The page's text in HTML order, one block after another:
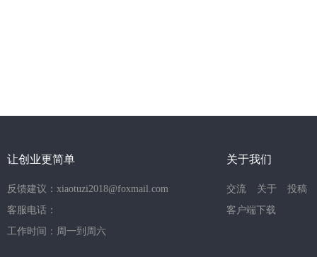
让创业更简单
反馈建议：xiaotuzi2018@foxmail.com
客服电话：
工作时间：周一到周六
关于我们
交流 关于
投稿
客户端下载